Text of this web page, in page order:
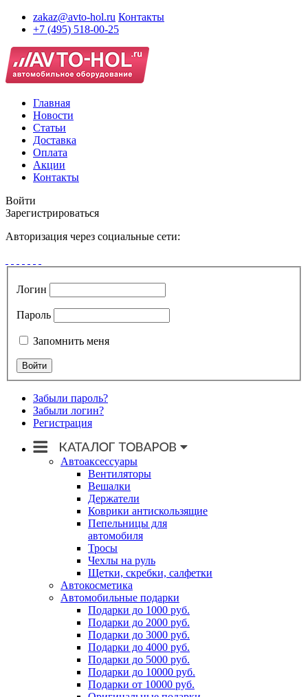
zakaz@avto-hol.ru Контакты
+7 (495) 518-00-25
Главная
Новости
Статьи
Доставка
Оплата
Акции
Контакты
Войти
Зарегистрироваться
Авторизация через социальные сети:
Логин
Пароль
Запомнить меня
Забыли пароль?
Забыли логин?
Регистрация
Автоаксессуары
Вентиляторы
Вешалки
Держатели
Коврики антискользящие
Пепельницы для
автомобиля
Тросы
Чехлы на руль
Щетки, скребки, салфетки
Автокосметика
Автомобильные подарки
Подарки до 1000 руб.
Подарки до 2000 руб.
Подарки до 3000 руб.
Подарки до 4000 руб.
Подарки до 5000 руб.
Подарки до 10000 руб.
Подарки от 10000 руб.